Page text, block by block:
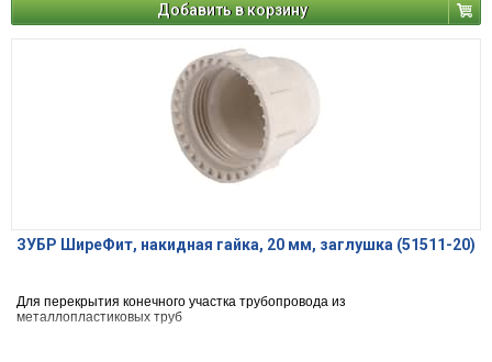
Добавить в корзину
ЗУБР ШиреФит, накидная гайка, 20 мм, заглушка (51511-20)
Для перекрытия конечного участка трубопровода из
металлопластиковых труб